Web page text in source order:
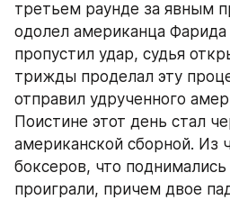
третьем раунде за явным
одолел американца Фарида
пропустил удар, судья
трижды проделал эту
отправил удрученного
Поистине этот день стал
американской сборной. Из
боксеров, что поднимались
проиграли, причем двое